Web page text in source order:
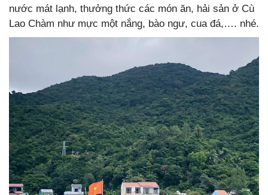
nước mát lạnh, thưởng thức các món ăn, hải sản ở Cù
Lao Chàm như mực một nắng, bào ngư, cua đá,…. nhé.